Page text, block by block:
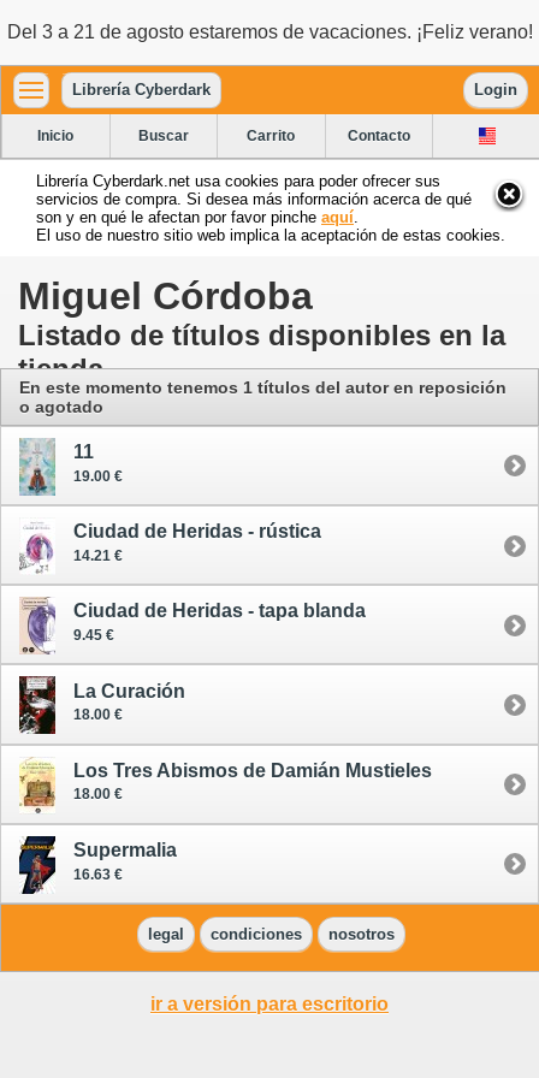
Del 3 a 21 de agosto estaremos de vacaciones. ¡Feliz verano!
Librería Cyberdark Login
Inicio Buscar Carrito Contacto
Librería Cyberdark.net usa cookies para poder ofrecer sus
servicios de compra. Si desea más información acerca de qué
son y en qué le afectan por favor pinche aquí
El uso de nuestro sitio web implica la aceptación de estas cookies.
Miguel Córdoba
Listado de títulos disponibles en la
tienda
En este momento tenemos 1 títulos del autor en reposición
o agotado
11
19.00 €
Ciudad de Heridas - rústica
14.21 €
Ciudad de Heridas - tapa blanda
9.45 €
La Curación
18.00 €
Los Tres Abismos de Damián Mustieles
18.00 €
Supermalia
16.63 €
legal condiciones nosotros
ir a versión para escritorio